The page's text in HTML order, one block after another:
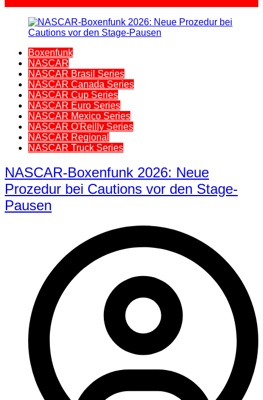
Boxenfunk
NASCAR
NASCAR Brasil Series
NASCAR Canada Series
NASCAR Cup Series
NASCAR Euro Series
NASCAR Mexico Series
NASCAR O'Reilly Series
NASCAR Regional
NASCAR Truck Series
NASCAR-Boxenfunk 2026: Neue
Prozedur bei Cautions vor den Stage-
Pausen